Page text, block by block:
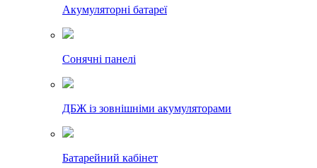
Акумуляторні батареї
Сонячні панелі
ДБЖ із зовнішніми акумуляторами
Батарейний кабінет